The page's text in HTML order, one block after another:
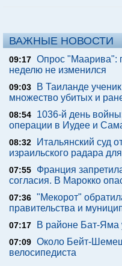
ВАЖНЫЕ НОВОСТИ
09:17 Опрос "Mаарива":
неделю не изменился
09:03
В Таиланде
множество убитых и
08:54
1036-й день
операции в Иудее и
08:32
Итальянский суд
израильского радара
07:55
Франция
согласия. В Марокко
07:36 "Мекорот"
правительства и
07:17 В районе Бат-Яма
07:09 Около Бейт-
велосипедиста